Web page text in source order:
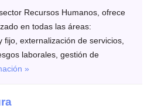
Recursos Humanos, ofrece
en todas las áreas:
externalización de servicios,
laborales, gestión de
»